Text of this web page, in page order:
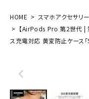
HOME スマホアクセサリー
【AirPods Pro 第2世代 |
ス充電対応 黄変防止ケース「